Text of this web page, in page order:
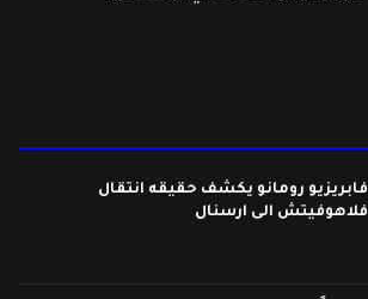
فابريزيو رومانو يكشف حقيقه انتقال
فلاهوفيتش الى ارسنال